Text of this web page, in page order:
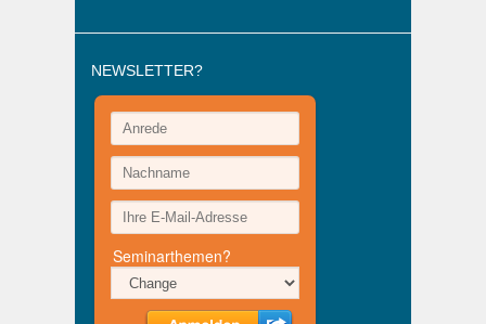
NEWSLETTER?